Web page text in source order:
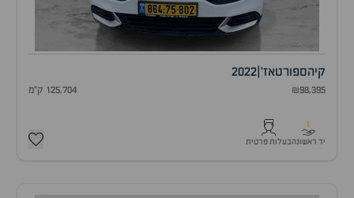
קיהספורטאז' 2022
₪98,395 125,704 ק"מ
1
יד ראשונהבעלות פרטית